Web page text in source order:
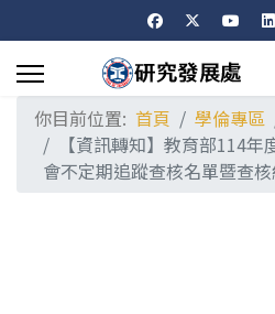
你目前位置: 首頁 學倫專區
【資訊轉知】教育部114
會不定期追蹤查核名單暨查